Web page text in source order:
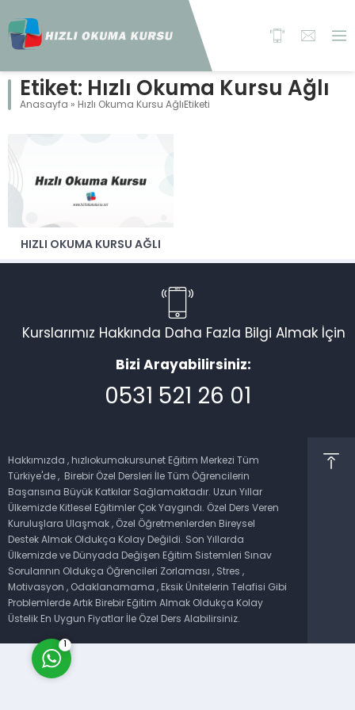
Etiket: Hızlı Okuma Kursu Ağlı
Anasayfa » Hızlı Okuma Kursu AğlıEtiketi
HIZLI OKUMA KURSU AĞLI
Kurslarımız Hakkında Daha Fazla Bilgi Almak İçin
Bizi Arayabilirsiniz:
0531 521 26 01
Hakkımızda , hızlıokumakursunet Eğitim Merkezi Tüm
Türkiye'de , Birebir Özel Dersleri İle Tüm Öğrencilerin
Başarısına Büyük Katkılar Sağlamaktadır. Uzun Yıllar
Ülkemizde Kitlesel Eğitimler Çok Yaygındı. Özel Ders Veren
Kuruluşlara Ulaşmak , Özel Öğretmenlerden Bireysel
Destek Almak Oldukça Kolay Değildi. Son Yıllarda
Ülkemizde ve Dünyada Değişen Eğitim Sistemleri Sınav
Sorularının Oldukça Öğrencileri Zorlaması , Stres ,
Motivasyon , Odaklanamama , Eksik Ünitelerin Telafisi Gibi
Problemlerde Artık Birebir Eğitim Almak Oldukça Kolay
Üstelik En Uygun Fiyatlar İle Özel Ders Alabilirsiniz.
Müşteri Temsilcisi
Cevap Yaz